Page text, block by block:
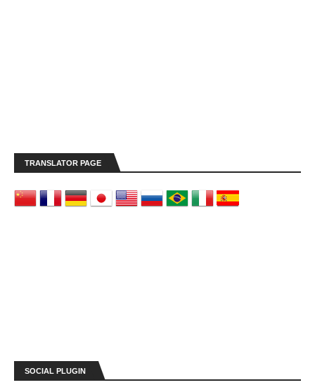
TRANSLATOR PAGE
SOCIAL PLUGIN